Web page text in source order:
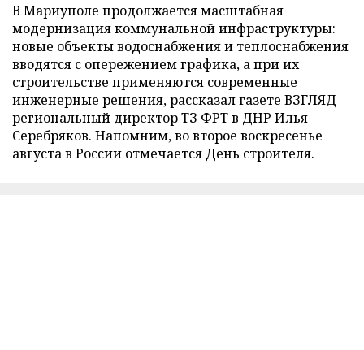
В Мариуполе продолжается масштабная
модернизация коммунальной инфраструктуры:
новые объекты водоснабжения и теплоснабжения
вводятся с опережением графика, а при их
строительстве применяются современные
инженерные решения, рассказал газете ВЗГЛЯД
региональный директор ТЗ ФРТ в ДНР Илья
Серебряков. Напомним, во второе воскресенье
августа в России отмечается День строителя.